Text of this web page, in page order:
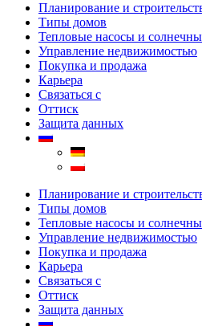
Планирование и
Типы домов
Тепловые насосы и
Управление недвижимостью
Покупка и продажа
Карьера
Связаться с
Оттиск
Защита данных
Планирование и
Типы домов
Тепловые насосы и
Управление недвижимостью
Покупка и продажа
Карьера
Связаться с
Оттиск
Защита данных